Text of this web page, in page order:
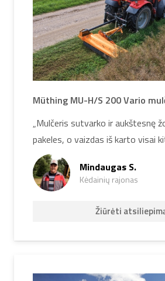
Müthing MU-H/S 200 Vario
„Mulčeris sutvarko ir aukštesnę
pakeles, o vaizdas iš karto visai
Mindaugas S.
Kėdainių rajonas
Žiūrėti